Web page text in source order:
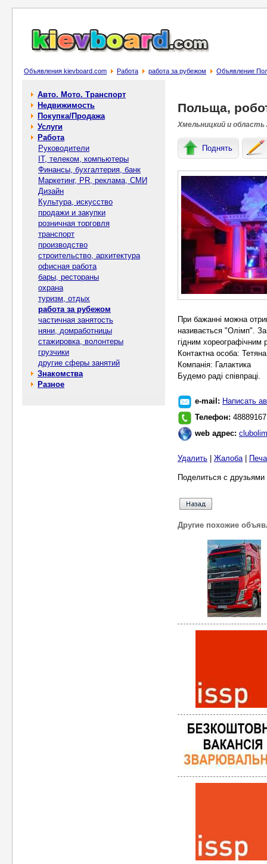
Объявления kievboard.com Работа работа за рубежом Объявление
Авто. Мото. Транспорт
Недвижимость
Покупка/Продажа
Услуги
Работа
Руководители
IT, телеком, компьютеры
Финансы, бухгалтерия, банк
Маркетинг, PR, реклама, СМИ
Дизайн
Культура, искусство
продажи и закупки
розничная торговля
транспорт
производство
строительство, архитектура
офисная работа
бары, рестораны
охрана
туризм, отдых
работа за рубежом
частичная занятость
няни, домработницы
стажировка, волонтеры
грузчики
другие сферы занятий
Знакомства
Разное
Польща,
Хмельницкий и область
Поднять
При бажанні можна
називається "Олімп".
гідним хореографiчним
Контактна особа: Тетяна
Компанія: Галактика
Будемо радi співпрацi.
e-mail: Написать
Телефон:
web адрес:
Удалить Жалоба|
Поделиться с
Другие похожие